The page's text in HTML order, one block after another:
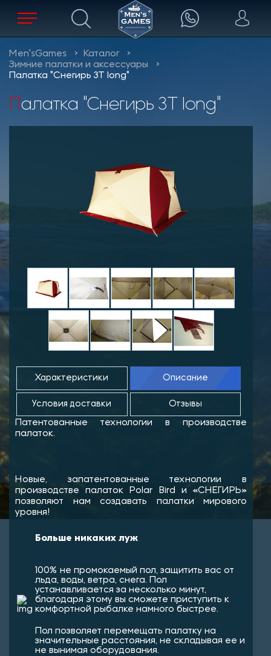
Men'sGames
Каталог
Зимние палатки и аксессуары
Палатка "Снегирь 3Т long"
Палатка "Снегирь 3Т long"
Характеристики Описание
Условия доставки Отзывы
Патентованные технологии в производстве
палаток.
Новые, запатентованные технологии в
производстве палаток Polar Bird и «СНЕГИРЬ»
позволяют нам создавать палатки мирового
уровня!
Больше никаких луж
100% не промокаемый пол, защитить вас от
льда, воды, ветра, снега. Пол
устанавливается за несколько минут,
благодаря этому вы сможете приступить к
комфортной рыбалке намного быстрее.
Пол позволяет перемещать палатку на
значительные расстояния, не складывая ее и
не вынимая оборудования.